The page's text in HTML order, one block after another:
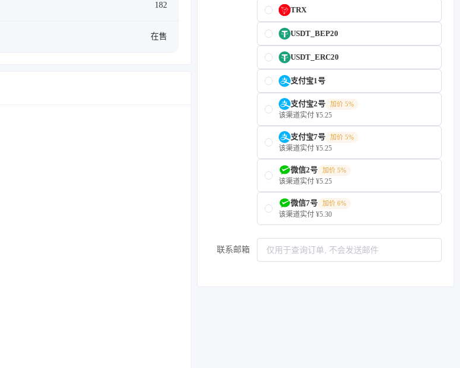
182
在售
TRX
USDT_BEP20
USDT_ERC20
支付宝1号
支付宝2号 加价 5%
该渠道实付 ¥5.25
支付宝7号 加价 5%
该渠道实付 ¥5.25
微信2号 加价 5%
该渠道实付 ¥5.25
微信7号 加价 6%
该渠道实付 ¥5.30
联系邮箱